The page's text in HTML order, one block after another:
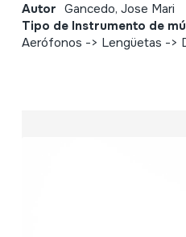
Autor Gancedo, Jose Mari
Tipo de Instrumento de
Aerófonos -> Lengüetas ->